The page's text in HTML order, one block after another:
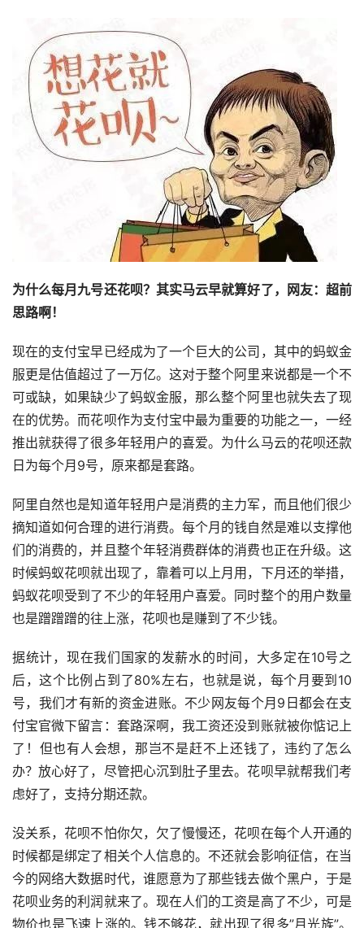
为什么每月九号还花呗？ 其实马云早就算好了，网友： 超前
思路啊！
现在的支付宝早已经成为了一个巨大的公司，其中的蚂蚁金
服更是估值超过了一万亿。这对于整个阿里来说都是一个不
可或缺，如果缺少了蚂蚁金服，那么整个阿里也就失去了现
在的优势。而花呗作为支付宝中最为重要的功能之一，一经
推出就获得了很多年轻用户的喜爱。为什么马云的花呗还款
日为每个月9号，原来都是套路。
阿里自然也是知道年轻用户是消费的主力军，而且他们很少
摘知道如何合理的进行消费。每个月的钱自然是难以支撑他
们的消费的，并且整个年轻消费群体的消费也正在升级。这
时候蚂蚁花呗就出现了，靠着可以上月用，下月还的举措，
蚂蚁花呗受到了不少的年轻用户喜爱。同时整个的用户数量
也是蹭蹭蹭的往上涨，花呗也是赚到了不少钱。
据统计，现在我们国家的发薪水的时间，大多定在10号之
后，这个比例占到了80%左右，也就是说，每个月要到10
号，我们才有新的资金进账。不少网友每个月9日都会在支
付宝官微下留言：套路深啊，我工资还没到账就被你惦记上
了！但也有人会想，那岂不是赶不上还钱了，违约了怎么
办？放心好了，尽管把心沉到肚子里去。花呗早就帮我们考
虑好了，支持分期还款。
没关系，花呗不怕你欠，欠了慢慢还，花呗在每个人开通的
时候都是绑定了相关个人信息的。不还就会影响征信，在当
今的网络大数据时代，谁愿意为了那些钱去做个黑户，于是
花呗业务的利润就来了。现在人们的工资是高了不少，可是
物价也是飞速上涨的。钱不够花，就出现了很多”月光族”。